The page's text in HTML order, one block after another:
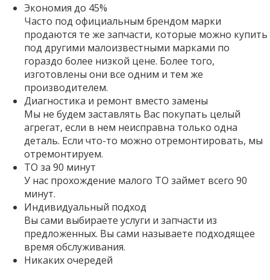
Экономия до 45%
Часто под официальным брендом марки
продаются те же запчасти, которые можно купить
под другими малоизвестными марками по
гораздо более низкой цене. Более того,
изготовлены они все одним и тем же
производителем.
Диагностика и ремонт вместо замены
Мы не будем заставлять Вас покупать целый
агрегат, если в нем неисправна только одна
деталь. Если что-то можно отремонтировать, мы
отремонтируем.
ТО за 90 минут
У нас прохождение малого ТО займет всего 90
минут.
Индивидуальный подход
Вы сами выбираете услуги и запчасти из
предложенных. Вы сами называете подходящее
время обслуживания.
Никаких очередей